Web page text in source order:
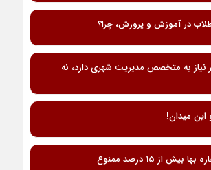
در آموزش و پرورش، چرا؟
نیاز به متخصص مدیریت شهری دارد، نه
میدان!
بیش از 15 درصد ممنوع